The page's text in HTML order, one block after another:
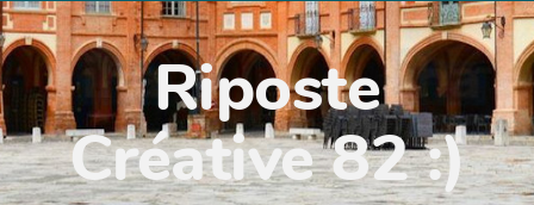
Riposte
Créative 82 :)